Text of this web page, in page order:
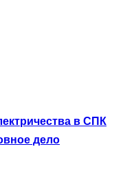
в СПК
дело